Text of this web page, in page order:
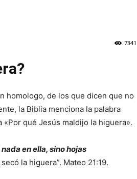
7341
homologo, de los que dicen que no
la Biblia menciona la palabra
qué Jesús maldijo la higuera».
en ella, sino hojas
la higuera”. Mateo 21:19.